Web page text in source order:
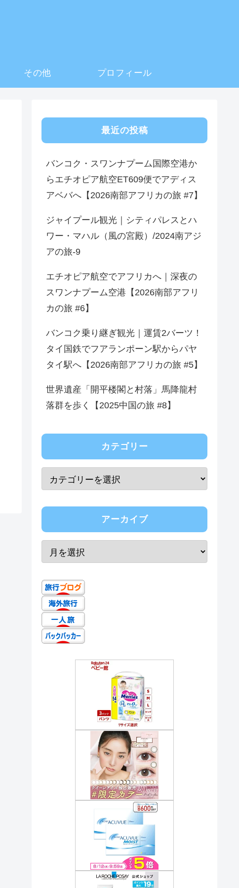
その他 プロフィール
最近の投稿
バンコク・スワンナプーム国際空港か
らエチオピア航空ET609便でアディス
アベバへ【2026南部アフリカの旅 #7】
ジャイプール観光｜シティパレスとハ
ワー・マハル（風の宮殿）/2024南アジ
アの旅-9
エチオピア航空でアフリカへ｜深夜の
スワンナプーム空港【2026南部アフリ
カの旅 #6】
バンコク乗り継ぎ観光｜運賃2バーツ！
タイ国鉄でフアランポーン駅からパヤ
タイ駅へ【2026南部アフリカの旅 #5】
世界遺産「開平楼閣と村落」馬降龍村
落群を歩く【2025中国の旅 #8】
カテゴリー
アーカイブ